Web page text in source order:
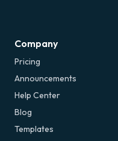
Company
Pricing
Announcements
Help Center
Blog
Templates